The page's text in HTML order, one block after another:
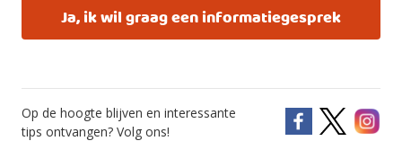
Ja, ik wil graag een informatiegesprek
Op de hoogte blijven en interessante
tips ontvangen? Volg ons!